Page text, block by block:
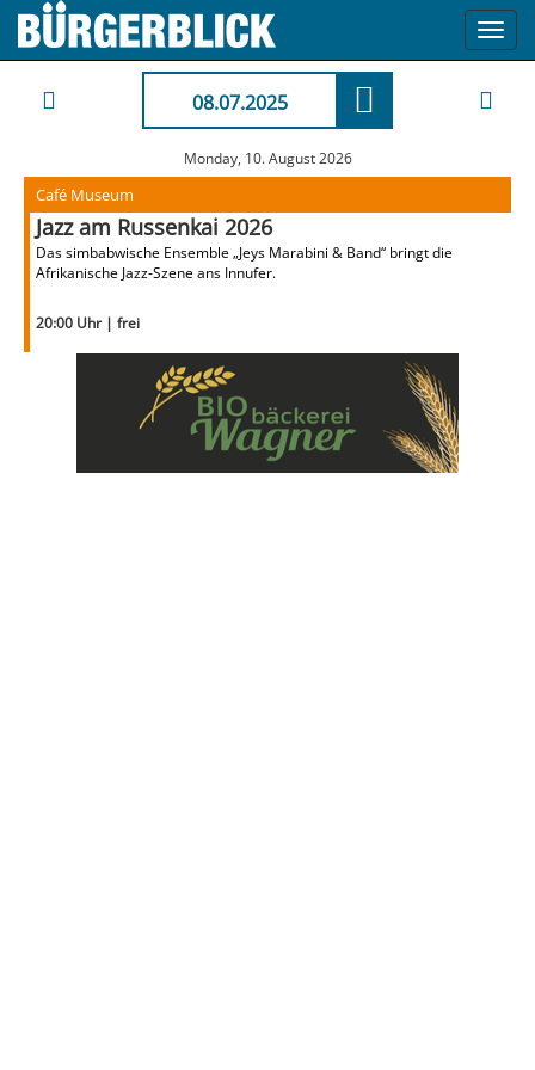
08.07.2025
Monday, 10. August 2026
Café Museum
Jazz am Russenkai 2026
Das simbabwische Ensemble „Jeys Marabini & Band“ bringt die
Afrikanische Jazz-Szene ans Innufer.
20:00 Uhr | frei